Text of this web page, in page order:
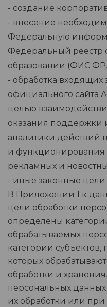
- создание
- внесение
Федеральную
Федеральный реестр
образовании (ФИС
- обработка входящих
официального
целью
оказания поддержки
аналитики действий
и функционирования
рекламных и
- иные законные цели.
В Приложении 1 к
цели обработки
определены
обрабатываемых
категории
которых
обработки и
персональных
их обработки или